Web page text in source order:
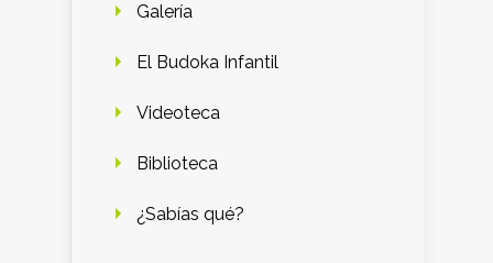
Galería
El Budoka Infantil
Videoteca
Biblioteca
¿Sabías qué?